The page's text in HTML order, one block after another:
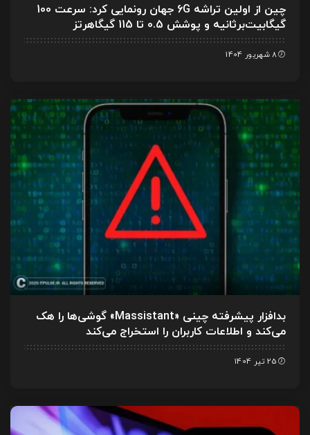
چین از اولین تراشه 6G جهان رونمایی کرد: سرعت 100
گیگابیت‌برثانیه و پوشش 0.5 تا 115 گیگاهرتز
8 شهریور 1404
بدافزار پیشرفته چینی «Massistant» گوشی‌ها را هک
می‌کند و اطلاعات کاربران را استخراج می‌کند
25 تیر 1404